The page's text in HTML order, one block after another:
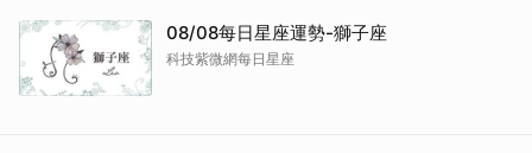
08/08每日星座運勢-獅子座
科技紫微網每日星座